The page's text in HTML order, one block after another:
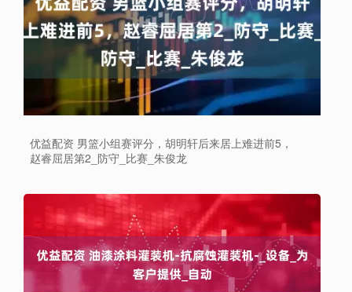
优益配资 男篮小组赛评分，胡明轩后来居上难进前5，
赵睿屈居第2_防守_比赛_朱俊龙